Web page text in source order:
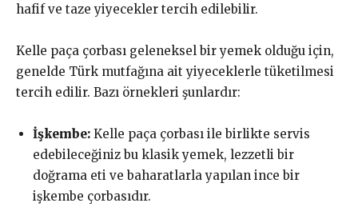
hafif ve taze yiyecekler tercih edilebilir.
Kelle paça çorbası geleneksel bir yemek olduğu için,
genelde Türk mutfağına ait yiyeceklerle tüketilmesi
tercih edilir. Bazı örnekleri şunlardır:
İşkembe: Kelle paça çorbası ile birlikte servis
edebileceğiniz bu klasik yemek, lezzetli bir
doğrama eti ve baharatlarla yapılan ince bir
işkembe çorbasıdır.